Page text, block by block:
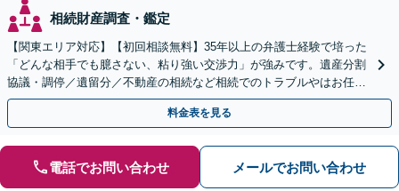
相続財産調査・鑑定
【関東エリア対応】【初回相談無料】35年以上の弁護士経験で培った
「どんな相手でも臆さない、粘り強い交渉力」が強みです。遺産分割
協議・調停／遺留分／不動産の相続など相続でのトラブルやはお任せ
ください。遺言書や生前贈与など生前対策にも注力
料金表を見る
電話でお問い合わせ メールでお問い合わせ